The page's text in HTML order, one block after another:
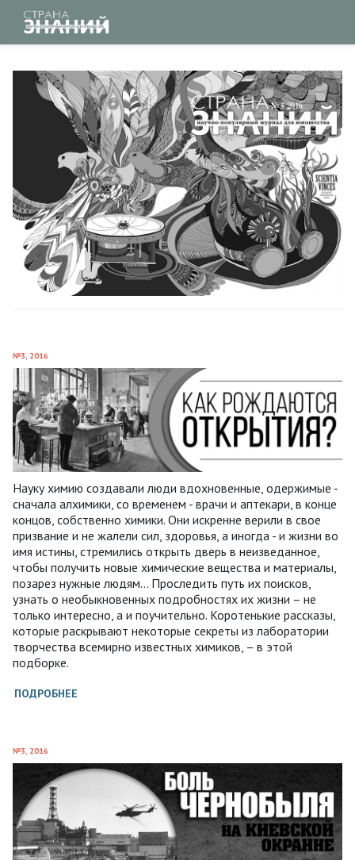
№3, 2016
Науку химию создавали люди вдохновенные, одержимые -
сначала алхимики, со временем - врачи и аптекари, в конце
концов, собственно химики. Они искренне верили в свое
призвание и не жалели сил, здоровья, а иногда - и жизни во
имя истины, стремились открыть дверь в неизведанное,
чтобы получить новые химические вещества и материалы,
позарез нужные людям... Проследить путь их поисков,
узнать о необыкновенных подробностях их жизни – не
только интересно, а и поучительно. Коротенькие рассказы,
которые раскрывают некоторые секреты из лаборатории
творчества всемирно известных химиков, – в этой
подборке.
ПОДРОБНЕЕ
№3, 2016